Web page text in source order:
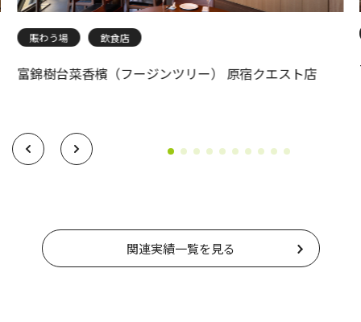
賑わう場 飲食店
富錦樹台菜香檳（フージンツリー） 原宿クエスト店
関連実績一覧を見る